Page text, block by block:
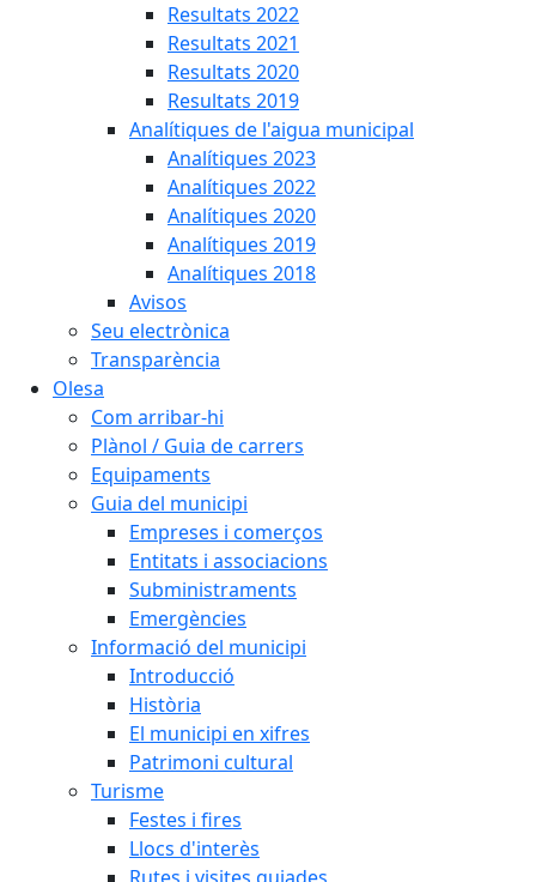
Resultats 2022
Resultats 2021
Resultats 2020
Resultats 2019
Analítiques de l'aigua municipal
Analítiques 2023
Analítiques 2022
Analítiques 2020
Analítiques 2019
Analítiques 2018
Avisos
Seu electrònica
Transparència
Olesa
Com arribar-hi
Plànol / Guia de carrers
Equipaments
Guia del municipi
Empreses i comerços
Entitats i associacions
Subministraments
Emergències
Informació del municipi
Introducció
Història
El municipi en xifres
Patrimoni cultural
Turisme
Festes i fires
Llocs d'interès